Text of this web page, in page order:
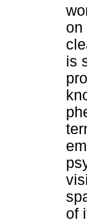
on
is
of